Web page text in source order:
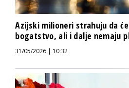
Azijski milioneri strahuju da
bogatstvo, ali i dalje nemaju
31/05/2026 | 10:32